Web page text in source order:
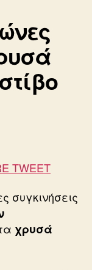
TWEET
συγκινήσεις
χρυσά